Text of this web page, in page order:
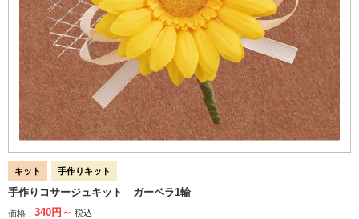
キット 手作りキット
手作りコサージュキット ガーベラ1輪
価格： 340円～ 税込